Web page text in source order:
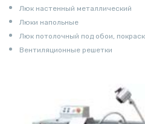
Люк настенный металлический
Люки напольные
Люк потолочный под обои,
Вентиляционные решетки